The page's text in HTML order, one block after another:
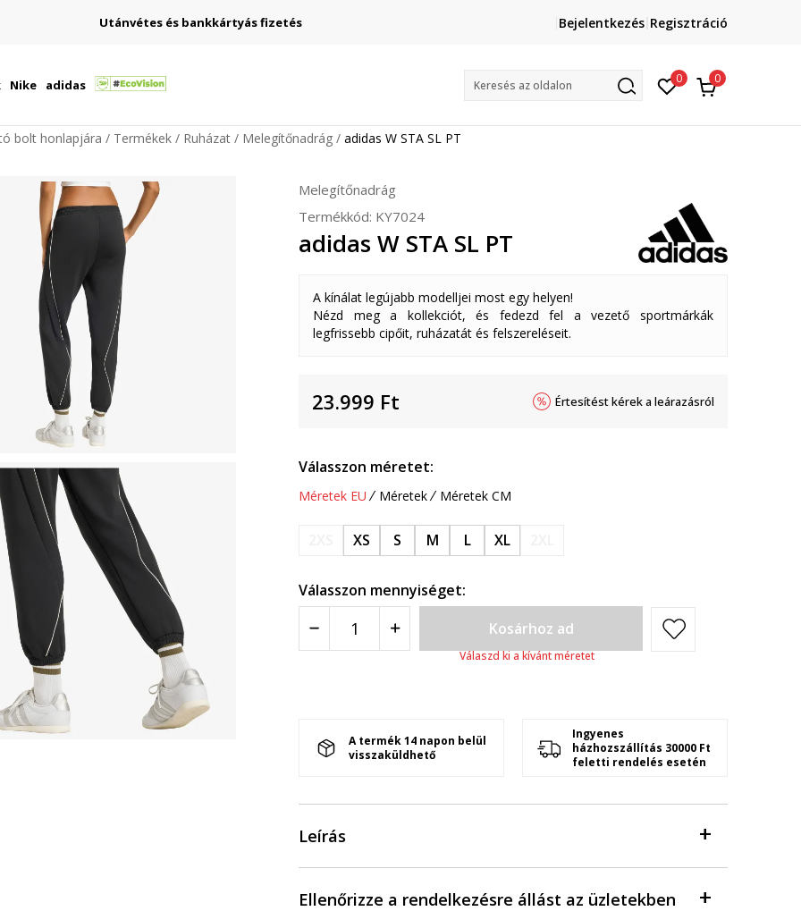
Utánvétes és bankkártyás fizetés
Lépj velünk kapcsolatba
online@sport-vision.huBejelentkezés Regisztráció
Nike adidas Keresés az oldalon 0 0
bolt honlapjára Termékek Ruházat Melegítőnadrág adidas W STA SL PT
Melegítőnadrág
Termékkód: KY7024
adidas W STA SL PT
A kínálat legújabb modelljei most egy helyen!
Nézd meg a kollekciót, és fedezd fel a vezető sportmárkák
legfrissebb cipőit, ruházatát és felszereléseit.
23.999 Ft Értesítést kérek a leárazásról
Válasszon méretet:
Méretek EU Méretek Méretek CM
XS S M L XL
Válasszon mennyiséget:
Kosárhoz ad
Válaszd ki a kívánt méretet
A termék 14 napon belül
visszaküldhető
Ingyenes
házhozszállítás 30000 Ft
feletti rendelés esetén
Leírás
Ellenőrizze a rendelkezésre állást az üzletekben